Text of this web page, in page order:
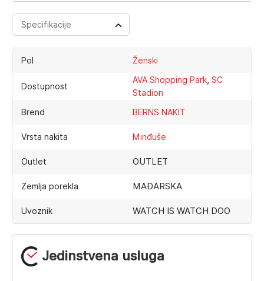
Jedinstvena usluga
Specifikacije
Pol Ženski
Dostupnost
AVA Shopping Park, SC
Stadion
Brend BERNS NAKIT
Vrsta nakita Minđuše
Outlet OUTLET
Zemlja porekla MAĐARSKA
Uvoznik WATCH IS WATCH DOO